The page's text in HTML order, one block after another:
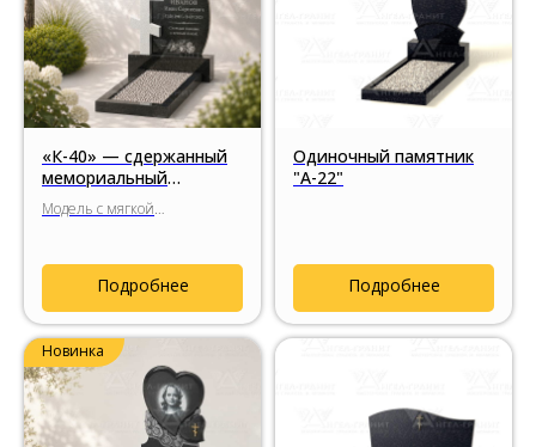
«К-40» — сдержанный
мемориальный
комплекс с гранитным
крестом
Модель с мягкой
пропорциям гранитным
крестом, спокойным
силуэтом стелы и
сдержанным религиозным
символом.
Подробнее
Одиночный памятник
"А-22"
Подробнее
Новинка